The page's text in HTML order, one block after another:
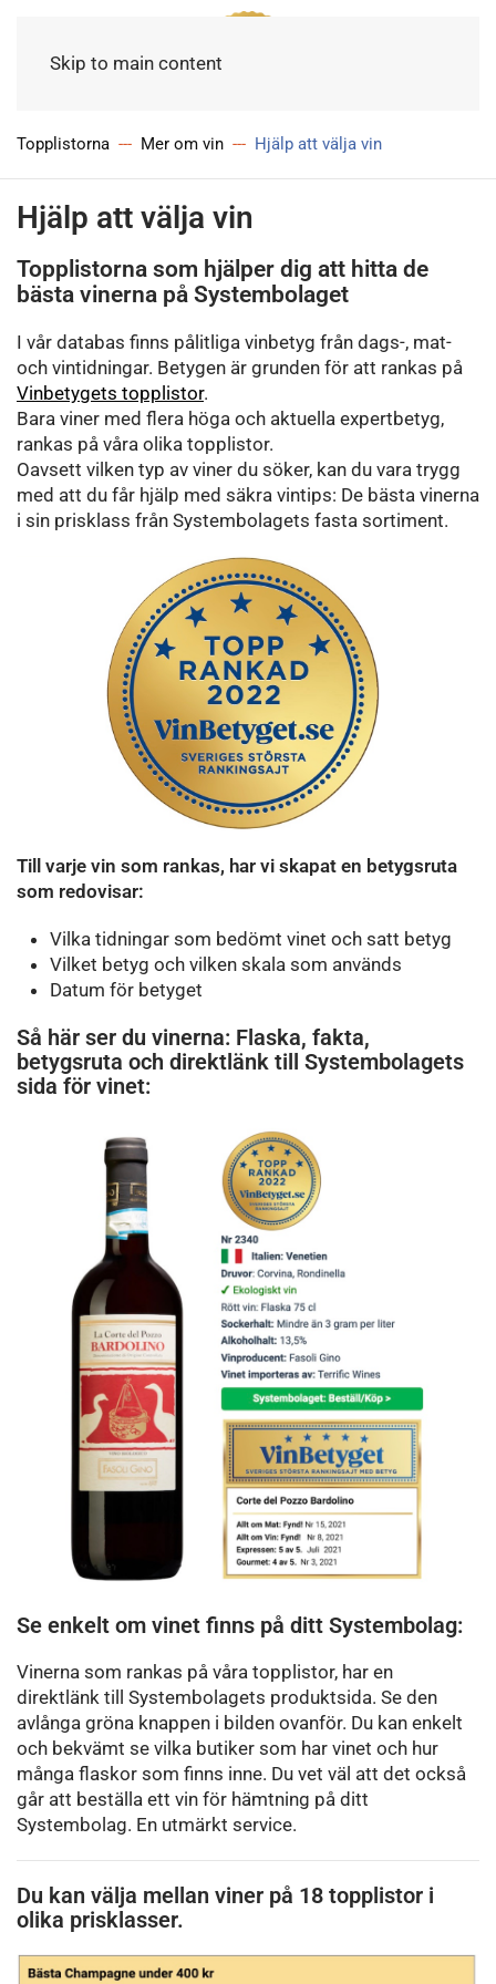
Skip to main content
Meny
Topplistorna Mer om vin Hjälp att välja vin
Hjälp att välja vin
Topplistorna som hjälper dig att hitta de
bästa vinerna på Systembolaget
I vår databas finns pålitliga vinbetyg från dags-, mat-
och vintidningar. Betygen är grunden för att rankas på
Vinbetygets topplistor.
Bara viner med flera höga och aktuella expertbetyg,
rankas på våra olika topplistor.
Oavsett vilken typ av viner du söker, kan du vara trygg
med att du får hjälp med säkra vintips: De bästa vinerna
i sin prisklass från Systembolagets fasta sortiment.
Till varje vin som rankas, har vi skapat en betygsruta
som redovisar:
Vilka tidningar som bedömt vinet och satt betyg
Vilket betyg och vilken skala som används
Datum för betyget
Så här ser du vinerna: Flaska, fakta,
betygsruta och direktlänk till Systembolagets
sida för vinet:
Se enkelt om vinet finns på ditt Systembolag:
Vinerna som rankas på våra topplistor, har en
direktlänk till Systembolagets produktsida. Se den
avlånga gröna knappen i bilden ovanför. Du kan enkelt
och bekvämt se vilka butiker som har vinet och hur
många flaskor som finns inne. Du vet väl att det också
går att beställa ett vin för hämtning på ditt
Systembolag. En utmärkt service.
Du kan välja mellan viner på 18 topplistor i
olika prisklasser.